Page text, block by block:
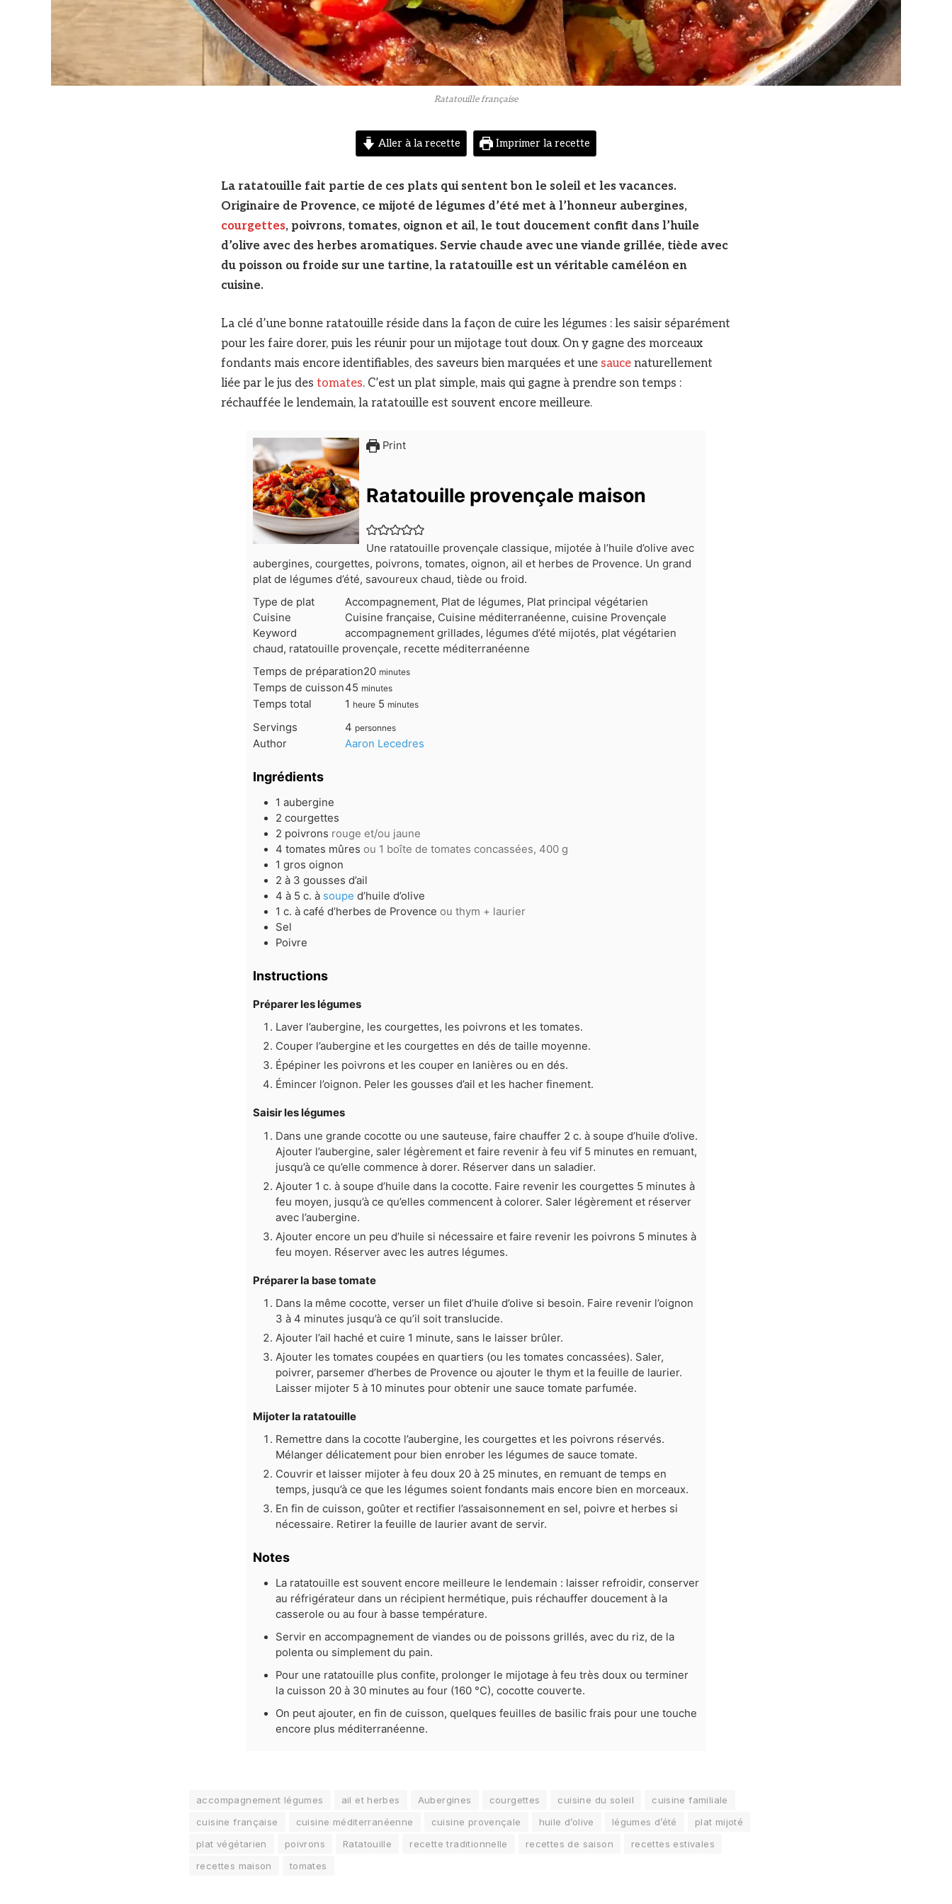
Ratatouille française
Aller à la recette Imprimer la recette
La ratatouille fait partie de ces plats qui sentent bon le soleil et les vacances.
Originaire de Provence, ce mijoté de légumes d’été met à l’honneur aubergines,
courgettes, poivrons, tomates, oignon et ail, le tout doucement confit dans l’huile
d’olive avec des herbes aromatiques. Servie chaude avec une viande grillée, tiède avec
du poisson ou froide sur une tartine, la ratatouille est un véritable caméléon en
cuisine.
La clé d’une bonne ratatouille réside dans la façon de cuire les légumes : les saisir séparément
pour les faire dorer, puis les réunir pour un mijotage tout doux. On y gagne des morceaux
fondants mais encore identifiables, des saveurs bien marquées et une sauce naturellement
liée par le jus des tomates. C’est un plat simple, mais qui gagne à prendre son temps :
réchauffée le lendemain, la ratatouille est souvent encore meilleure.
Print
Ratatouille provençale maison
Une ratatouille provençale classique, mijotée à l’huile d’olive avec
aubergines, courgettes, poivrons, tomates, oignon, ail et herbes de Provence. Un grand
plat de légumes d’été, savoureux chaud, tiède ou froid.
Type de plat
Accompagnement, Plat de légumes, Plat principal végétarien
Cuisine
Cuisine française, Cuisine méditerranéenne, cuisine Provençale
Keyword
accompagnement grillades, légumes d’été mijotés, plat végétarien
chaud, ratatouille provençale, recette méditerranéenne
Temps de préparation20minutes
minutes
Temps de cuisson45 minutes
minutes
Temps total 1 heure
heure 5 minutes
minutes
Servings 4 personnes
Author Aaron Lecedres
Ingrédients
1 aubergine
2 courgettes
2 poivrons rouge et/ou jaune
4 tomates mûres ou 1 boîte de tomates concassées, 400 g
1 gros oignon
2 à 3 gousses d’ail
4 à 5 c. à soupe d’huile d’olive
1 c. à café d’herbes de Provence ou thym + laurier
Sel
Poivre
Instructions
Préparer les légumes
Laver l’aubergine, les courgettes, les poivrons et les tomates.
Couper l’aubergine et les courgettes en dés de taille moyenne.
Épépiner les poivrons et les couper en lanières ou en dés.
Émincer l’oignon. Peler les gousses d’ail et les hacher finement.
Saisir les légumes
Dans une grande cocotte ou une sauteuse, faire chauffer 2 c. à soupe d’huile d’olive.
Ajouter l’aubergine, saler légèrement et faire revenir à feu vif 5 minutes en remuant,
jusqu’à ce qu’elle commence à dorer. Réserver dans un saladier.
Ajouter 1 c. à soupe d’huile dans la cocotte. Faire revenir les courgettes 5 minutes à
feu moyen, jusqu’à ce qu’elles commencent à colorer. Saler légèrement et réserver
avec l’aubergine.
Ajouter encore un peu d’huile si nécessaire et faire revenir les poivrons 5 minutes à
feu moyen. Réserver avec les autres légumes.
Préparer la base tomate
Dans la même cocotte, verser un filet d’huile d’olive si besoin. Faire revenir l’oignon
3 à 4 minutes jusqu’à ce qu’il soit translucide.
Ajouter l’ail haché et cuire 1 minute, sans le laisser brûler.
Ajouter les tomates coupées en quartiers (ou les tomates concassées). Saler,
poivrer, parsemer d’herbes de Provence ou ajouter le thym et la feuille de laurier.
Laisser mijoter 5 à 10 minutes pour obtenir une sauce tomate parfumée.
Mijoter la ratatouille
Remettre dans la cocotte l’aubergine, les courgettes et les poivrons réservés.
Mélanger délicatement pour bien enrober les légumes de sauce tomate.
Couvrir et laisser mijoter à feu doux 20 à 25 minutes, en remuant de temps en
temps, jusqu’à ce que les légumes soient fondants mais encore bien en morceaux.
En fin de cuisson, goûter et rectifier l’assaisonnement en sel, poivre et herbes si
nécessaire. Retirer la feuille de laurier avant de servir.
Notes
La ratatouille est souvent encore meilleure le lendemain : laisser refroidir, conserver
au réfrigérateur dans un récipient hermétique, puis réchauffer doucement à la
casserole ou au four à basse température.
Servir en accompagnement de viandes ou de poissons grillés, avec du riz, de la
polenta ou simplement du pain.
Pour une ratatouille plus confite, prolonger le mijotage à feu très doux ou terminer
la cuisson 20 à 30 minutes au four (160 °C), cocotte couverte.
On peut ajouter, en fin de cuisson, quelques feuilles de basilic frais pour une touche
encore plus méditerranéenne.
accompagnement légumes ail et herbes Aubergines courgettes cuisine du soleil
cuisine familiale
cuisine française
cuisine méditerranéenne cuisine provençale huile d’olive légumes d’été
plat mijoté
plat végétarien
poivrons Ratatouille recette traditionnelle recettes de saison
recettes estivales
recettes maison
tomates